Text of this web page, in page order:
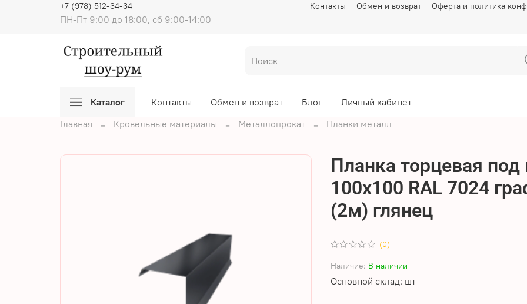
Контакты Обмен и возврат Оферта и политика
ПН-Пт 9:00 до 18:00, сб 9:00-14:00
+7 (978) 512-34-34
Каталог Контакты Обмен и возврат Блог
Личный кабинет
Главная
Кровельные материалы Металлопрокат Планки металл
(0)
Наличие: В наличии
Основной склад: шт
Планка торцевая под
100х100 RAL 7024
(2м) глянец